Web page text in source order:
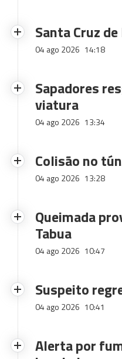
Santa Cruz
04 ago 2026 14:18
Sapadores
viatura
04 ago 2026 13:34
Colisão no
04 ago 2026 13:28
Queimada
Tabua
04 ago 2026 10:47
Suspeito
04 ago 2026 10:41
Alerta por